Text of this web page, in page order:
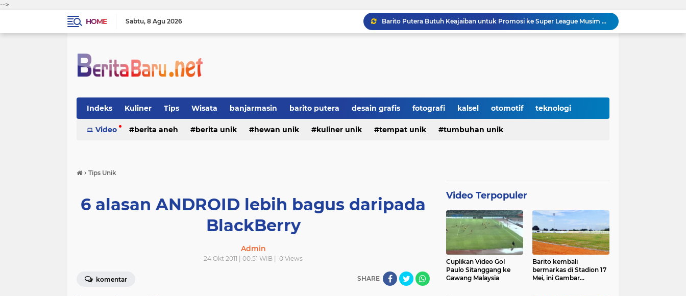
-->
HOME
Sabtu 8 Agu 2026
7 Trik Jitu Menemukan Ide-ide Kata Kunci untuk Niche Blog atau Website Kita
Jaime Moreno Resmi dilepas Barito Putera ke klub Venezuela, Carabobo FC
7 Fakta Unik Tentang Menangis
Sejarah Hari Pendidikan Nasional yang diperingati setiap 2 Mei
Indeks Kuliner Tips Wisata banjarmasin barito putera desain grafis fotografi kalsel otomotif teknologi
Video berita aneh berita unik hewan unik kuliner unik tempat unik tumbuhan unik
› Tips Unik
6 alasan ANDROID lebih bagus daripada
BlackBerry
Admin
24 Okt 2011 | 00.51 WIB | 0 Views
komentar SHARE
Video Terpopuler
Cuplikan Video Gol
Paulo Sitanggang ke
Gawang Malaysia
Barito kembali
bermarkas di Stadion 17
Mei, ini Gambar